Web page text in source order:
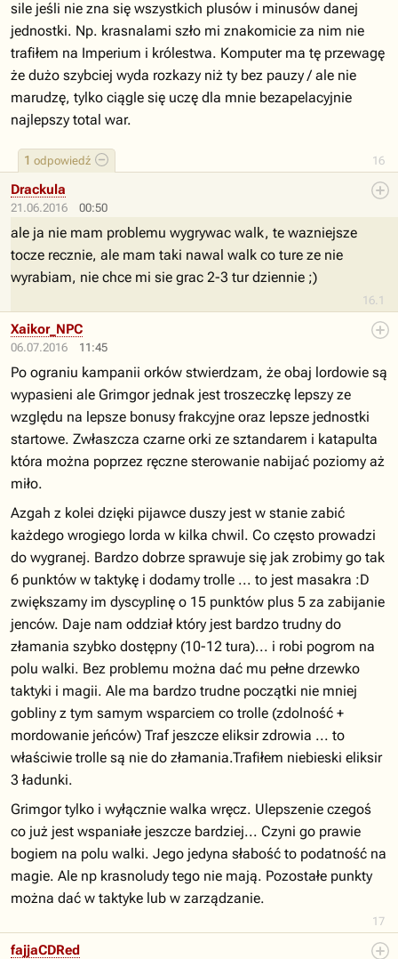
16
1 odpowiedź
sile jeśli nie zna się wszystkich plusów i minusów danej
jednostki. Np. krasnalami szło mi znakomicie za nim nie
trafiłem na Imperium i królestwa. Komputer ma tę przewagę
że dużo szybciej wyda rozkazy niż ty bez pauzy / ale nie
marudzę, tylko ciągle się uczę dla mnie bezapelacyjnie
najlepszy total war.
21.06.2016 00:50
16.1
Drackula
ale ja nie mam problemu wygrywac walk, te wazniejsze
tocze recznie, ale mam taki nawal walk co ture ze nie
wyrabiam, nie chce mi sie grac 2-3 tur dziennie ;)
06.07.2016 11:45
17
Xaikor_NPC
Po ograniu kampanii orków stwierdzam, że obaj lordowie są
wypasieni ale Grimgor jednak jest troszeczkę lepszy ze
względu na lepsze bonusy frakcyjne oraz lepsze jednostki
startowe. Zwłaszcza czarne orki ze sztandarem i katapulta
która można poprzez ręczne sterowanie nabijać poziomy aż
miło.
Azgah z kolei dzięki pijawce duszy jest w stanie zabić
każdego wrogiego lorda w kilka chwil. Co często prowadzi
do wygranej. Bardzo dobrze sprawuje się jak zrobimy go tak
6 punktów w taktykę i dodamy trolle ... to jest masakra :D
zwiększamy im dyscyplinę o 15 punktów plus 5 za zabijanie
jenców. Daje nam oddział który jest bardzo trudny do
złamania szybko dostępny (10-12 tura)... i robi pogrom na
polu walki. Bez problemu można dać mu pełne drzewko
taktyki i magii. Ale ma bardzo trudne początki nie mniej
gobliny z tym samym wsparciem co trolle (zdolność +
mordowanie jeńców) Traf jeszcze eliksir zdrowia ... to
właściwie trolle są nie do złamania.Trafiłem niebieski eliksir
3 ładunki.
Grimgor tylko i wyłącznie walka wręcz. Ulepszenie czegoś
co już jest wspaniałe jeszcze bardziej... Czyni go prawie
bogiem na polu walki. Jego jedyna słabość to podatność na
magie. Ale np krasnoludy tego nie mają. Pozostałe punkty
można dać w taktyke lub w zarządzanie.
fajjaCDRed